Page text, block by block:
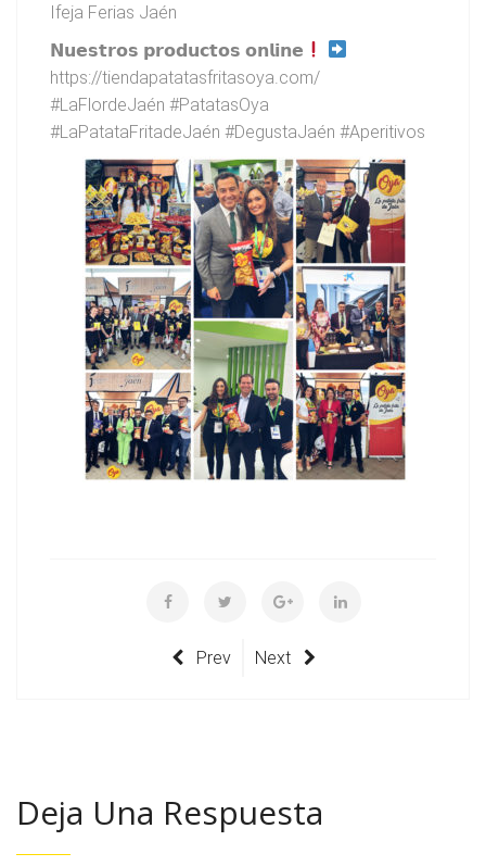
Ifeja Ferias Jaén
𝗡𝘂𝗲𝘀𝘁𝗿𝗼𝘀 𝗽𝗿𝗼𝗱𝘂𝗰𝘁𝗼𝘀 𝗼𝗻𝗹𝗶𝗻𝗲
https://tiendapatatasfritasoya.com/
#LaFlordeJaén #PatatasOya
#LaPatataFritadeJaén #DegustaJaén #Aperitivos
Prev Next
Deja Una Respuesta